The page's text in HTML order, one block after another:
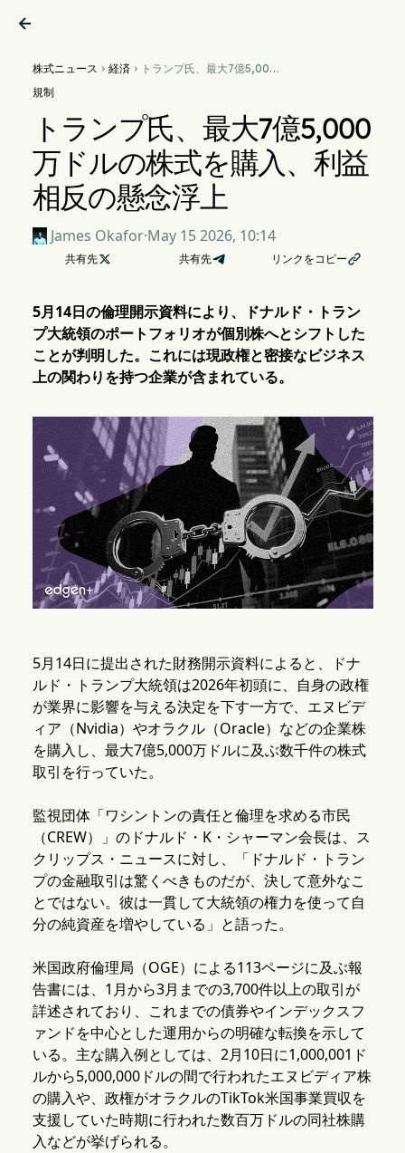

株式ニュース  経済
トランプ氏、最大7億5,000
規制
トランプ氏、最大7億5,000
万ドルの株式を購入、利益
相反の懸念浮上
James Okafor·May 15 2026, 10:14
共有先 共有先 リンクをコピー
5月14日の倫理開示資料により、ドナルド・トラン
プ大統領のポートフォリオが個別株へとシフトした
ことが判明した。これには現政権と密接なビジネス
上の関わりを持つ企業が含まれている。
5月14日に提出された財務開示資料によると、ドナ
ルド・トランプ大統領は2026年初頭に、自身の政権
が業界に影響を与える決定を下す一方で、エヌビデ
ィア（Nvidia）やオラクル（Oracle）などの企業株
を購入し、最大7億5,000万ドルに及ぶ数千件の株式
取引を行っていた。
監視団体「ワシントンの責任と倫理を求める市民
（CREW）」のドナルド・K・シャーマン会長は、ス
クリップス・ニュースに対し、「ドナルド・トラン
プの金融取引は驚くべきものだが、決して意外なこ
とではない。彼は一貫して大統領の権力を使って自
分の純資産を増やしている」と語った。
米国政府倫理局（OGE）による113ページに及ぶ報
告書には、1月から3月までの3,700件以上の取引が
詳述されており、これまでの債券やインデックスフ
ァンドを中心とした運用からの明確な転換を示して
いる。主な購入例としては、2月10日に1,000,001ド
ルから5,000,000ドルの間で行われたエヌビディア株
の購入や、政権がオラクルのTikTok米国事業買収を
支援していた時期に行われた数百万ドルの同社株購
入などが挙げられる。